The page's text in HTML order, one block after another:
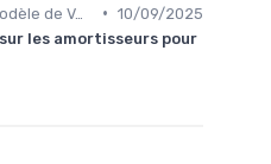
Pièces par Modèle de Voiture • 10/09/2025
les amortisseurs pour